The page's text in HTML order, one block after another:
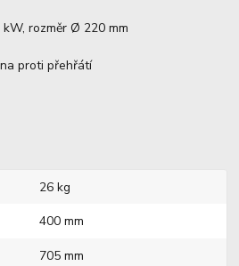
rozměr Ø 220 mm
proti přehřátí
26 kg
400 mm
705 mm